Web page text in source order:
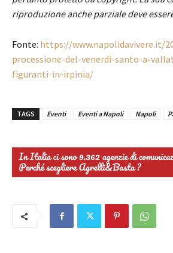
riproduzione anche parziale deve
Fonte: https://www.napolidavivere.it/
processione-del-venerdi-santo-a-
figuranti-in-irpinia/
TAGS Eventi Eventi a Napoli Napoli